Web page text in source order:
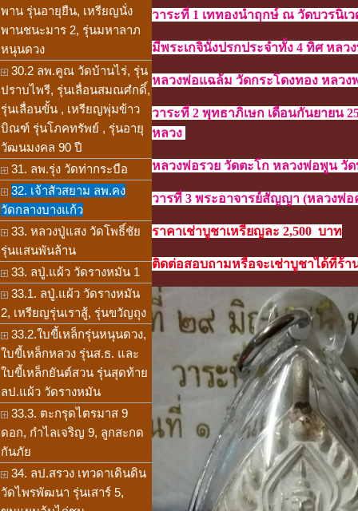
พาน รุ่นอายุยืน, เหรียญนั่ง
พานชนะมาร 2, รุ่นมหาลาภ
หนุนดวง
30.2 ลพ.คูณ วัดบ้านไร่, รุ่น
ปราบไพรี, รุ่นเลื่อนสมณศํกดิ์,
รุ่นเลื่อนขั้น , เหรียญพุ่มข้าว
บิณฑ์ รุ่นโภคทรัพย์ , รุ่นอายุ
วัฒนมงคล 90 ปี
31. ลพ.รุ่ง วัดท่ากระบือ
32. เจ้าสัวสยาม ลพ.คง
วัดกลางบางแก้ว
33. หลวงปู่แสง วัดโพธิ์ชัย
รุ่นแสนพันล้าน
33. ลปู่.แผ้ว วัดรางหมัน 1
33.1. ลปู่.แผ้ว วัดรางหมัน
2, เหรียญรุ่นเราสู้, รุ่นขวัญถุง
33.2.ใบขี้เหล็กรุ่นหนุนดวง,
ใบขี้เหล็กหลวง รุ่นส.ธ. และ
ใบขี้เหล็กยันต์สวน รุ่นสุดท้าย
ลป.แผ้ว วัดรางหมัน
33.3. ตะกรุดไตรมาส 9
ดอก, กำไลเจริญ 9, ลูกสะกด
กันภัย
34. ลป.สรวง เทวดาเดินดิน
วัดไพรพัฒนา รุ่นเสาร์ 5,
วาระที่ 1 เททองนำฤกษ์ ณ วัดบวรนิเ
มีพระเกจินั่งปรกประจำทั้ง 4 ทิศ หลว
หลวงพ่อแฉล้ม วัดกระโดงทอง หลว
วาระที่ 2 พุทธาภิเษก เดือนกันยายน
หลวง
หลวงพ่อรวย วัดตะโก หลวงพ่อพูน วั
วารที่ 3 พระอาจารย์สัญญา (หลวงพ่
ราคาเช่าบูชาเหรียญละ 2,500 บาท
ติดต่อสอบถามหรือจะเช่าบูชาได้ที่ร้า